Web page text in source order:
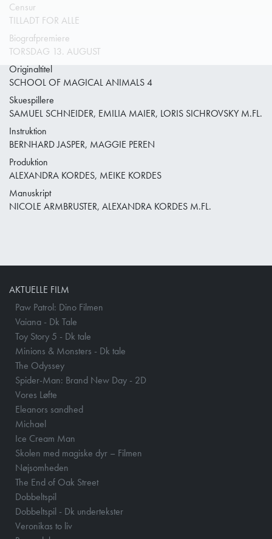
Censur
TILLADT FOR ALLE
Biografpremiere
TORSDAG 13. AUGUST
Originaltitel
SCHOOL OF MAGICAL ANIMALS 4
Skuespillere
SAMUEL SCHNEIDER, EMILIA MAIER, LORIS SICHROVSKY M.FL.
Instruktion
BERNHARD JASPER, MAGGIE PEREN
Produktion
ALEXANDRA KORDES, MEIKE KORDES
Manuskript
NICOLE ARMBRUSTER, ALEXANDRA KORDES M.FL.
AKTUELLE FILM
Paw Patrol: Dino Filmen
Vaiana - Dk Tale
Toy Story 5 - Dk tale
Minions & Monsters - Dk tale
The Odyssey
Spider-Man: Brand New Day - 2D
Vores Løfte
Eleanors sandhed
Michael
Ice Cream Man
Skolen med magiske dyr – Filmen
Nøjsomheden
The End of Oak Street
Dobbeltspil
Dobbeltspil - Dk undertekster
Veronikas to liv